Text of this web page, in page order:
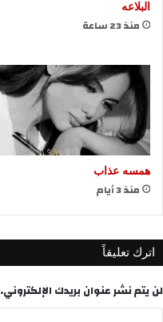
البلاعه
منذ 23 ساعة
همسه عذاب
منذ 3 أيام
اترك تعليقاً
لن يتم نشر عنوان بريدك الإلكتروني.